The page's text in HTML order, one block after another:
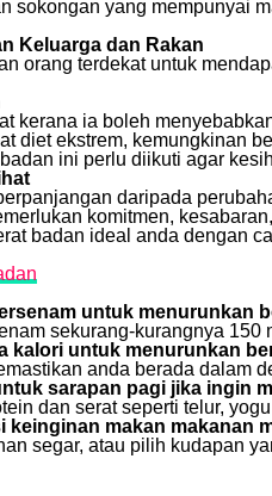
sokongan yang mempunyai
Keluarga dan Rakan
orang terdekat untuk
kerana ia boleh
diet ekstrem, kemungkinan
ini perlu diikuti agar
daripada
komitmen,
badan ideal anda dengan
untuk menurunkan
sekurang-kurangnya
kalori untuk menurunkan
anda berada dalam
sarapan pagi jika ingin
dan serat seperti telur,
keinginan makan makanan
segar, atau pilih kudapan